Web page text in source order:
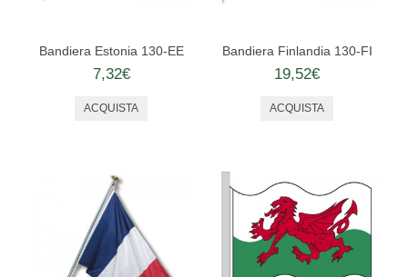
Bandiera Estonia 130-EE
7,32€
Bandiera Finlandia 130-FI
19,52€